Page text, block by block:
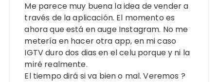
Me parece muy buena la idea de vender a
través de la aplicación. El momento es
ahora que está en auge Instagram. No me
metería en hacer otra app, en mi caso
IGTV duro dos dias en el celu porque y ni la
miré realmente.
El tiempo dirá si va bien o mal. Veremos ?